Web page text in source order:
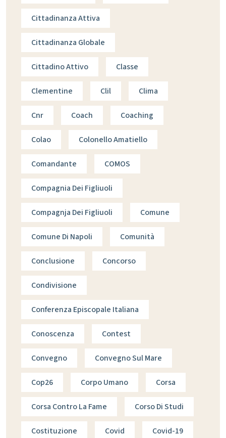
Cittadinanza Attiva
Cittadinanza Globale
Cittadino Attivo Classe
Clementine Clil Clima
Cnr Coach Coaching
Colao Colonello Amatiello
Comandante COMOS
Compagnia Dei Figliuoli
Compagnja Dei Figliuoli Comune
Comune Di Napoli Comunità
Conclusione Concorso
Condivisione
Conferenza Episcopale Italiana
Conoscenza Contest
Convegno Convegno Sul Mare
Cop26 Corpo Umano Corsa
Corsa Contro La Fame Corso Di Studi
Costituzione Covid Covid-19